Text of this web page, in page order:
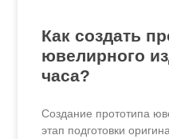
Как создать
ювелирного
часа?
Создание прототипа
этап подготовки